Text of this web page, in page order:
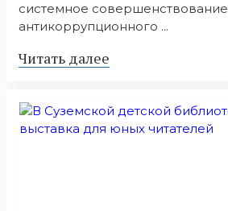
системное совершенствование
антикоррупционного ...
Читать далее